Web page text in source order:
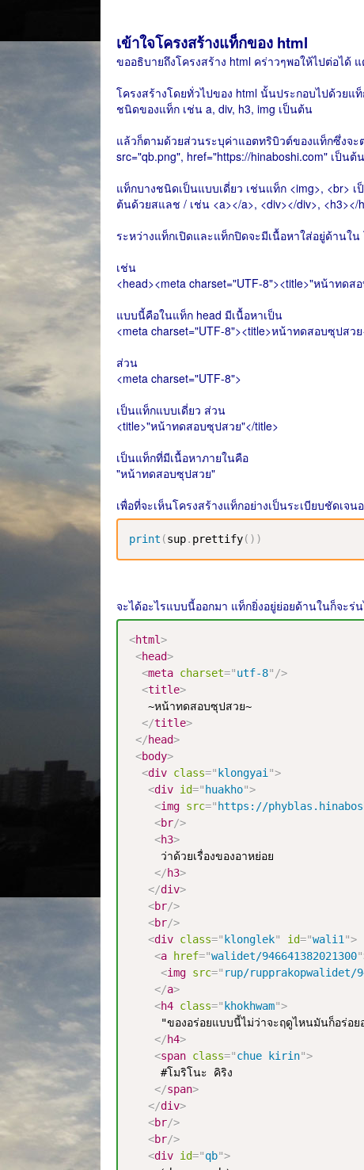
เข้าใจโครงสร้างแท็กของ html
ขออธิบายถึงโครงสร้าง html คร่าวๆพอให้ไปต่อได้
โครงสร้างโดยทั่วไปของ html นั้นประกอบไปด้วยแ
ชนิดของแท็ก เช่น a, div, h3, img เป็นต้น
แล้วก็ตามด้วยส่วนระบุค่าแอตทริบิวต์ของแท็กซึ่งจะ
src="qb.png", href="https://hinaboshi.com" เป็นต้น
แท็กบางชนิดเป็นแบบเดี่ยว เช่นแท็ก <img>,
ต้นด้วยสแลช / เช่น <a></a>, <div></div>,
ระหว่างแท็กเปิดและแท็กปิดจะมีเนื้อหาใส่อยู่ด้านใ
เช่น
<head><meta charset="UTF-8"><title>"หน้าทดส
แบบนี้คือในแท็ก head มีเนื้อหาเป็น
<meta charset="UTF-8"><title>หน้าทดสอบซุปสวย
ส่วน
<meta charset="UTF-8">
เป็นแท็กแบบเดี่ยว ส่วน
<title>"หน้าทดสอบซุปสวย"</title>
เป็นแท็กที่มีเนื้อหาภายในคือ
"หน้าทดสอบซุปสวย"
เพื่อที่จะเห็นโครงสร้างแท็กอย่างเป็นระเบียบชัดเจน
print (sup. prettify( ) )
จะได้อะไรแบบนี้ออกมา แท็กยิ่งอยู่ย่อยด้านในก็จะร่
<html>
<head>
<meta charset="utf-8" />
<title>
   ~หน้าทดสอบซุปสวย~
</title>
</head>
<body>
<div class=" klongyai ">
<div id=" huakho">
<img src=" https://
<br/>
<h3>
     ว่าด้วยเรื่องของอาหย่อย
</h3>
</div>
<br/>
<br/>
<div class=" klonglek" id="wali1 ">
<a href="walidet/946641382021300"
<img src=" rup/rupprakopwalidet/
</a>
<h4 class=" khokhwam">
"ของอร่อยแบบนี้ไม่ว่าจะฤดูไหนมันก็อร่อย
</h4>
<span class="chue kirin">
     #โมริโนะ คิริง
</span>
</div>
<br/>
<br/>
<div id="qb">